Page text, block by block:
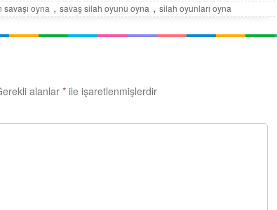
oyna , savaş silah oyunu oyna , silah oyunları oyna
alanlar* ile işaretlenmişlerdir